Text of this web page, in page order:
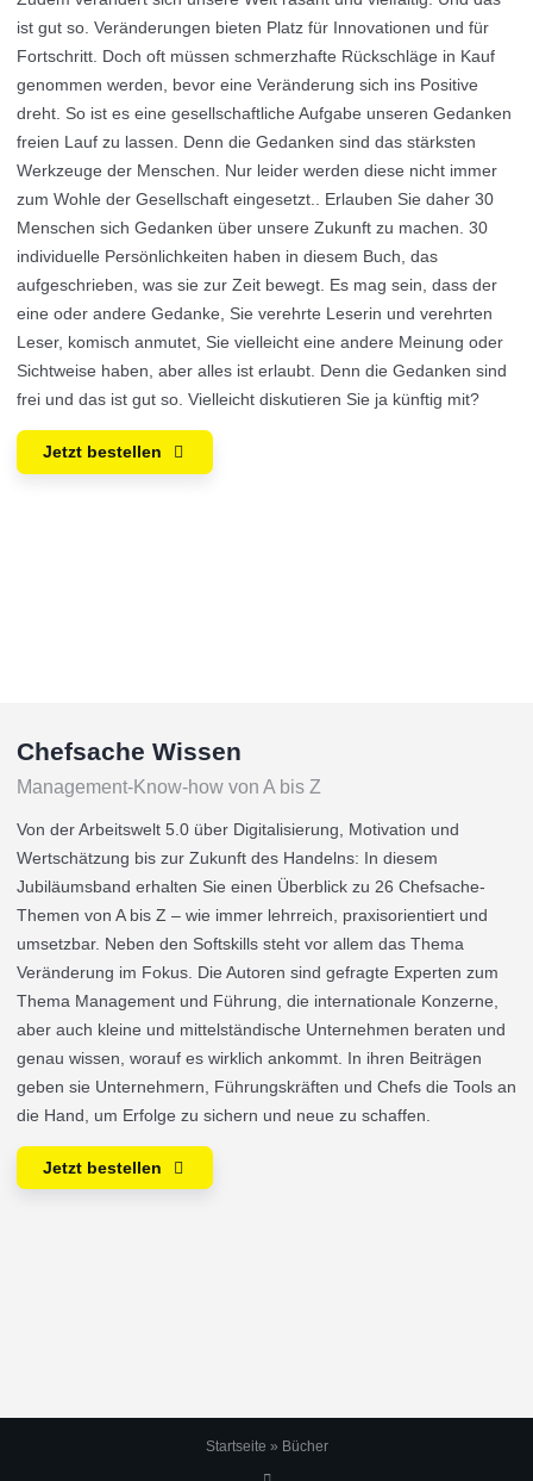
ist gut so. Veränderungen bieten Platz für Innovationen und für
Fortschritt. Doch oft müssen schmerzhafte Rückschläge in Kauf
genommen werden, bevor eine Veränderung sich ins Positive
dreht. So ist es eine gesellschaftliche Aufgabe unseren Gedanken
freien Lauf zu lassen. Denn die Gedanken sind das stärksten
Werkzeuge der Menschen. Nur leider werden diese nicht immer
zum Wohle der Gesellschaft eingesetzt.. Erlauben Sie daher 30
Menschen sich Gedanken über unsere Zukunft zu machen. 30
individuelle Persönlichkeiten haben in diesem Buch, das
aufgeschrieben, was sie zur Zeit bewegt. Es mag sein, dass der
eine oder andere Gedanke, Sie verehrte Leserin und verehrten
Leser, komisch anmutet, Sie vielleicht eine andere Meinung oder
Sichtweise haben, aber alles ist erlaubt. Denn die Gedanken sind
frei und das ist gut so. Vielleicht diskutieren Sie ja künftig mit?
Jetzt bestellen
Chefsache Wissen
Management-Know-how von A bis Z
Von der Arbeitswelt 5.0 über Digitalisierung, Motivation und
Wertschätzung bis zur Zukunft des Handelns: In diesem
Jubiläumsband erhalten Sie einen Überblick zu 26 Chefsache-
Themen von A bis Z – wie immer lehrreich, praxisorientiert und
umsetzbar. Neben den Softskills steht vor allem das Thema
Veränderung im Fokus. Die Autoren sind gefragte Experten zum
Thema Management und Führung, die internationale Konzerne,
aber auch kleine und mittelständische Unternehmen beraten und
genau wissen, worauf es wirklich ankommt. In ihren Beiträgen
geben sie Unternehmern, Führungskräften und Chefs die Tools an
die Hand, um Erfolge zu sichern und neue zu schaffen.
Jetzt bestellen
Startseite » Bücher